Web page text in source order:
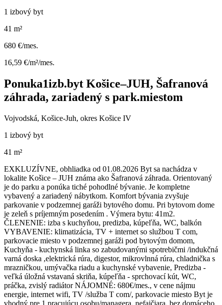
1 izbový byt
41 m²
680 €/mes.
16,59 €/m²/mes.
Ponuka1izb.byt Košice–JUH, Šafranová
záhrada, zariadený s park.miestom
Vojvodská, Košice-Juh, okres Košice IV
1 izbový byt
41 m²
EXKLUZÍVNE, obhliadka od 01.08.2026 Byt sa nachádza v
lokalite Košice – JUH známa ako Šafranová záhrada. Orientovaný
je do parku a ponúka tiché pohodlné bývanie. Je kompletne
vybavený a zariadený nábytkom. Komfort bývania zvyšuje
parkovanie v podzemnej garáži bytového domu. Pri bytovom dome
je zeleň s príjemným posedením . Výmera bytu: 41m2.
ČLENENIE: izba s kuchyňou, predizba, kúpeľňa, WC, balkón
VYBAVENIE: klimatizácia, TV + internet so službou T com,
parkovacie miesto v podzemnej garáži pod bytovým domom,
Kuchyňa - kuchynská linka so zabudovanými spotrebičmi /indukčná
varná doska ,elektrická rúra, digestor, mikrovlnná rúra, chladnička s
mrazničkou, umývačka riadu a kuchynské vybavenie, Predizba -
veľká úložná vstavaná skriňa, kúpeľňa - sprchovací kút, WC,
práčka, zvislý radiátor NÁJOMNÉ: 680€/mes., v cene nájmu
energie, internet wifi, TV /služba T com/, parkovacie miesto Byt je